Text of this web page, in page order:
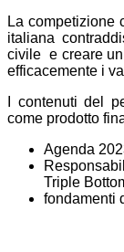
La competizione
italiana
civile e creare
efficacemente i
I contenuti del
come prodotto
Agenda
Triple
fondamenti